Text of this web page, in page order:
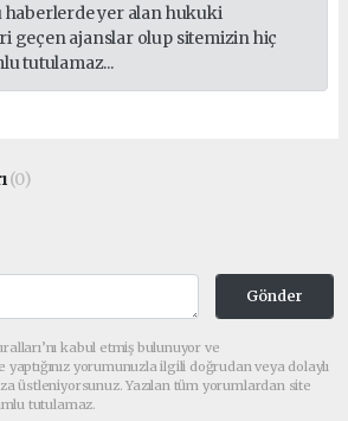
haberlerde yer alan hukuki
geçen ajanslar olup sitemizin hiç
tutulamaz...
(0)
Gönder
kabul etmiş bulunuyor ve
yorumunuzla ilgili doğrudan veya dolaylı
üstleniyorsunuz. Yazılan tüm yorumlardan site
tutulamaz.